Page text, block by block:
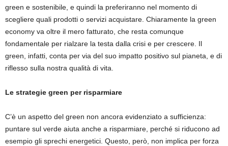
green e sostenibile, e quindi la preferiranno nel momento di
scegliere quali prodotti o servizi acquistare. Chiaramente la green
economy va oltre il mero fatturato, che resta comunque
fondamentale per rialzare la testa dalla crisi e per crescere. Il
green, infatti, conta per via del suo impatto positivo sul pianeta, e di
riflesso sulla nostra qualità di vita.
Le strategie green per risparmiare
C’è un aspetto del green non ancora evidenziato a sufficienza:
puntare sul verde aiuta anche a risparmiare, perché si riducono ad
esempio gli sprechi energetici. Questo, però, non implica per forza